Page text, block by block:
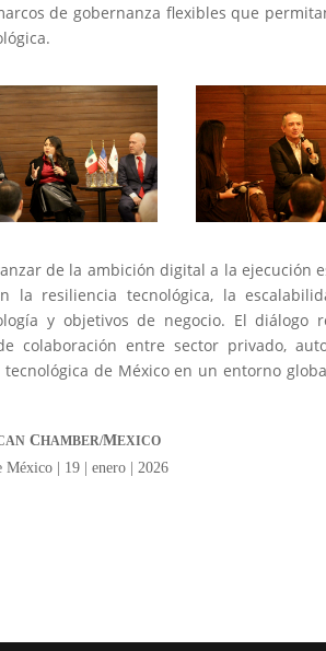
de gobernanza flexibles que
de la ambición digital a la ejecución
la resiliencia tecnológica, la
y objetivos de negocio. El diálogo
colaboración entre sector privado,
de México en un entorno
CHAMBER/MEXICO
México | 19 | enero | 2026